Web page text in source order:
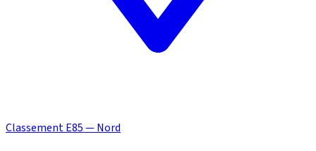
Classement E85 — Nord